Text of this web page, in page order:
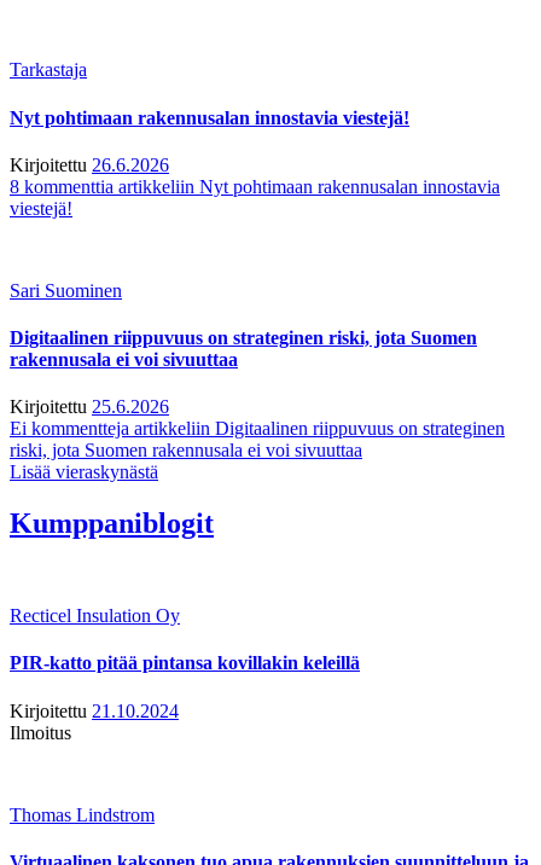
Tarkastaja
Nyt pohtimaan rakennusalan innostavia viestejä!
Kirjoitettu 26.6.2026
8 kommenttia artikkeliin Nyt pohtimaan rakennusalan innostavia
viestejä!
Sari Suominen
Digitaalinen riippuvuus on strateginen riski, jota Suomen
rakennusala ei voi sivuuttaa
Kirjoitettu 25.6.2026
Ei kommentteja artikkeliin Digitaalinen riippuvuus on strateginen
riski, jota Suomen rakennusala ei voi sivuuttaa
Lisää vieraskynästä
Kumppaniblogit
Recticel Insulation Oy
PIR-katto pitää pintansa kovillakin keleillä
Kirjoitettu 21.10.2024
Ilmoitus
Thomas Lindstrom